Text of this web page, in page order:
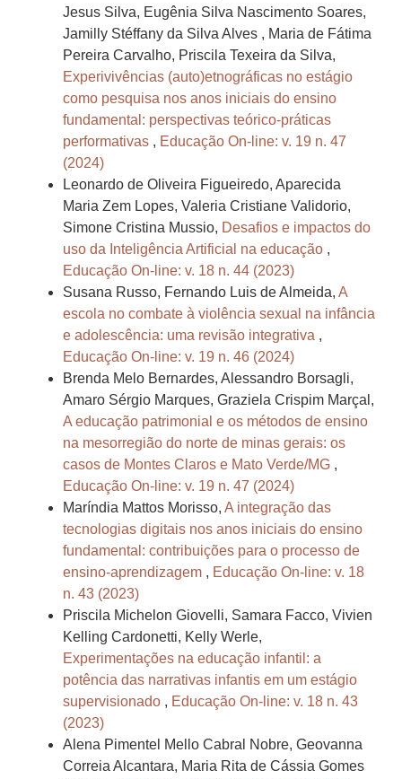
Jesus Silva, Eugênia Silva Nascimento Soares,
Jamilly Stéffany da Silva Alves , Maria de Fátima
Pereira Carvalho, Priscila Texeira da Silva,
Experivivências (auto)etnográficas no estágio
como pesquisa nos anos iniciais do ensino
fundamental: perspectivas teórico-práticas
performativas , Educação On-line: v. 19 n. 47
(2024)
Leonardo de Oliveira Figueiredo, Aparecida
Maria Zem Lopes, Valeria Cristiane Validorio,
Simone Cristina Mussio, Desafios e impactos do
uso da Inteligência Artificial na educação ,
Educação On-line: v. 18 n. 44 (2023)
Susana Russo, Fernando Luis de Almeida, A
escola no combate à violência sexual na infância
e adolescência: uma revisão integrativa ,
Educação On-line: v. 19 n. 46 (2024)
Brenda Melo Bernardes, Alessandro Borsagli,
Amaro Sérgio Marques, Graziela Crispim Marçal,
A educação patrimonial e os métodos de ensino
na mesorregião do norte de minas gerais: os
casos de Montes Claros e Mato Verde/MG ,
Educação On-line: v. 19 n. 47 (2024)
Maríndia Mattos Morisso, A integração das
tecnologias digitais nos anos iniciais do ensino
fundamental: contribuições para o processo de
ensino-aprendizagem , Educação On-line: v. 18
n. 43 (2023)
Priscila Michelon Giovelli, Samara Facco, Vivien
Kelling Cardonetti, Kelly Werle,
Experimentações na educação infantil: a
potência das narrativas infantis em um estágio
supervisionado , Educação On-line: v. 18 n. 43
(2023)
Alena Pimentel Mello Cabral Nobre, Geovanna
Correia Alcantara, Maria Rita de Cássia Gomes